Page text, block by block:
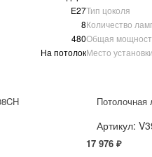
E27
8
480
На потолок
Тип цоколя
Количество
Общая
Место установки
Потолочная
Артикул:
17 976 ₽